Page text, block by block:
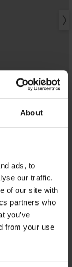
About
ads, to
our traffic.
of our site with
partners who
you’ve
from your use
Kiárusítás
Kedvezmény -50%
leggings,